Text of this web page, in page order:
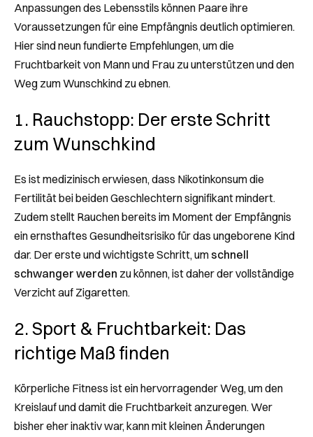
Anpassungen des Lebensstils können Paare ihre
Voraussetzungen für eine Empfängnis deutlich optimieren.
Hier sind neun fundierte Empfehlungen, um die
Fruchtbarkeit von Mann und Frau zu unterstützen und den
Weg zum Wunschkind zu ebnen.
1. Rauchstopp: Der erste Schritt
zum Wunschkind
Es ist medizinisch erwiesen, dass Nikotinkonsum die
Fertilität bei beiden Geschlechtern signifikant mindert.
Zudem stellt Rauchen bereits im Moment der Empfängnis
ein ernsthaftes Gesundheitsrisiko für das ungeborene Kind
dar. Der erste und wichtigste Schritt, um schnell
schwanger werden zu können, ist daher der vollständige
Verzicht auf Zigaretten.
2. Sport & Fruchtbarkeit: Das
richtige Maß finden
Körperliche Fitness ist ein hervorragender Weg, um den
Kreislauf und damit die Fruchtbarkeit anzuregen. Wer
bisher eher inaktiv war, kann mit kleinen Änderungen